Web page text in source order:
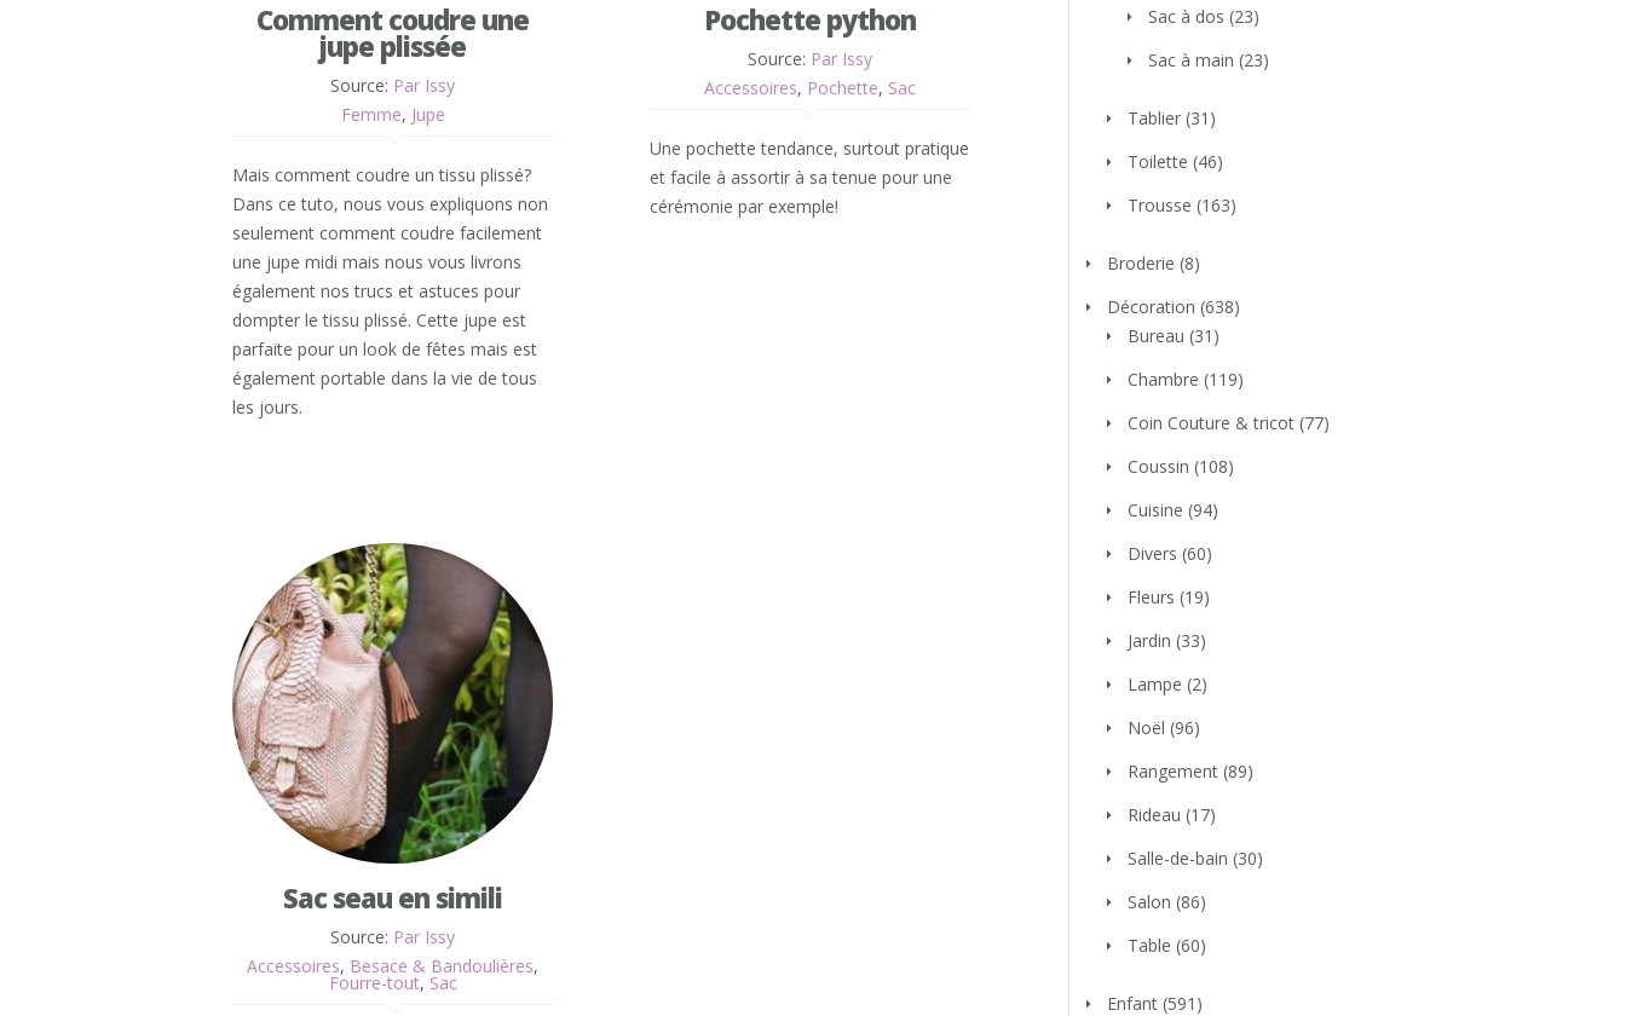
Comment coudre une
jupe plissée
Source: Par Issy
Femme, Jupe
Mais comment coudre un tissu plissé?
Dans ce tuto, nous vous expliquons non
seulement comment coudre facilement
une jupe midi mais nous vous livrons
également nos trucs et astuces pour
dompter le tissu plissé. Cette jupe est
parfaite pour un look de fêtes mais est
également portable dans la vie de tous
les jours.
Pochette python
Source: Par Issy
Accessoires, Pochette, Sac
Une pochette tendance, surtout pratique
et facile à assortir à sa tenue pour une
cérémonie par exemple!
Sac seau en simili
Source: Par Issy
Accessoires, Besace & Bandoulières,
Fourre-tout, Sac
Sac à dos (23)
Sac à main (23)
Tablier (31)
Toilette (46)
Trousse (163)
Broderie (8)
Décoration (638)
Bureau (31)
Chambre (119)
Coin Couture & tricot (77)
Coussin (108)
Cuisine (94)
Divers (60)
Fleurs (19)
Jardin (33)
Lampe (2)
Noël (96)
Rangement (89)
Rideau (17)
Salle-de-bain (30)
Salon (86)
Table (60)
Enfant (591)